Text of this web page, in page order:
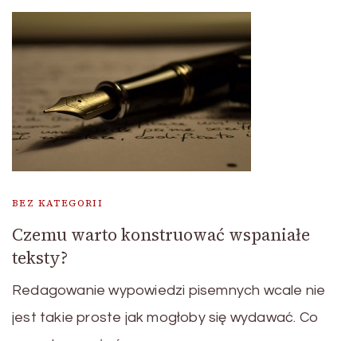
BEZ KATEGORII
Czemu warto konstruować wspaniałe
teksty?
Redagowanie wypowiedzi pisemnych wcale nie
jest takie proste jak mogłoby się wydawać. Co